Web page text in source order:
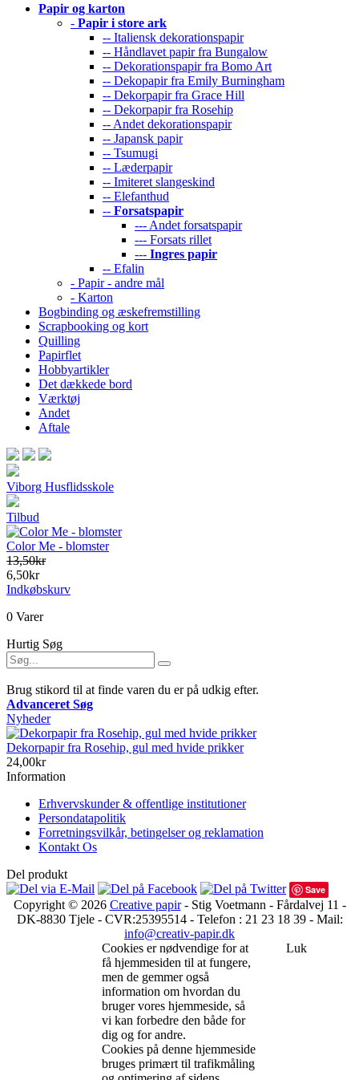
Papir og karton
- Papir i store ark
-- Italiensk dekorationspapir
-- Håndlavet papir fra Bungalow
-- Dekorationspapir fra Bomo Art
-- Dekopapir fra Emily Burningham
-- Dekorpapir fra Grace Hill
-- Dekorpapir fra Rosehip
-- Andet dekorationspapir
-- Japansk papir
-- Tsumugi
-- Læderpapir
-- Imiteret slangeskind
-- Elefanthud
-- Forsatspapir
--- Andet forsatspapir
--- Forsats rillet
--- Ingres papir
-- Efalin
- Papir - andre mål
- Karton
Bogbinding og æskefremstilling
Scrapbooking og kort
Quilling
Papirflet
Hobbyartikler
Det dækkede bord
Værktøj
Andet
Aftale
Viborg Husflidsskole
Tilbud
Color Me - blomster
13,50kr
6,50kr
Indkøbskurv
0 Varer
Hurtig Søg
Brug stikord til at finde varen du er på udkig efter.
Advanceret Søg
Nyheder
Dekorpapir fra Rosehip, gul med hvide prikker
24,00kr
Information
Erhvervskunder & offentlige institutioner
Persondatapolitik
Forretningsvilkår, betingelser og reklamation
Kontakt Os
Del produkt
Save
Copyright © 2026 Creative papir- Stig Voetmann - Fårdalvej 11 -
DK-8830 Tjele - CVR:25395514 - Telefon : 21 23 18 39 - Mail:
info@creativ-papir.dk
Cookies er nødvendige for at
få hjemmesiden til at fungere,
men de gemmer også
information om hvordan du
bruger vores hjemmeside, så
vi kan forbedre den både for
dig og for andre.
Cookies på denne hjemmeside
bruges primært til trafikmåling
Luk